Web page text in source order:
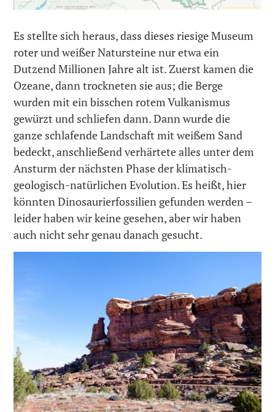
Es stellte sich heraus, dass dieses riesige Museum
roter und weißer Natursteine nur etwa ein
Dutzend Millionen Jahre alt ist. Zuerst kamen die
Ozeane, dann trockneten sie aus; die Berge
wurden mit ein bisschen rotem Vulkanismus
gewürzt und schliefen dann. Dann wurde die
ganze schlafende Landschaft mit weißem Sand
bedeckt, anschließend verhärtete alles unter dem
Ansturm der nächsten Phase der klimatisch-
geologisch-natürlichen Evolution. Es heißt, hier
könnten Dinosaurierfossilien gefunden werden –
leider haben wir keine gesehen, aber wir haben
auch nicht sehr genau danach gesucht.